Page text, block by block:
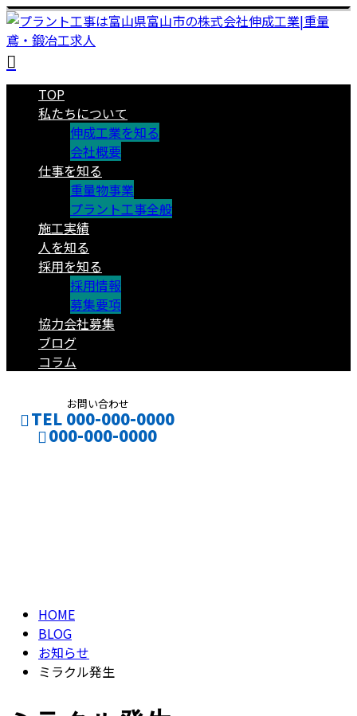
TOP
私たちについて
伸成工業を知る
会社概要
仕事を知る
重量物事業
プラント工事全般
施工実績
人を知る
採用を知る
採用情報
募集要項
協力会社募集
ブログ
コラム
お問い合わせ
TEL 000-000-0000
000-000-0000
HOME
BLOG
お知らせ
ミラクル発生